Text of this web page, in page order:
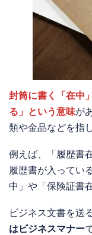
封筒に書く「在中
る」という意味が
類や金品などを指
例えば、「履歴書
履歴書が入ってい
中」や「保険証書
ビジネス文書を送
はビジネスマナー